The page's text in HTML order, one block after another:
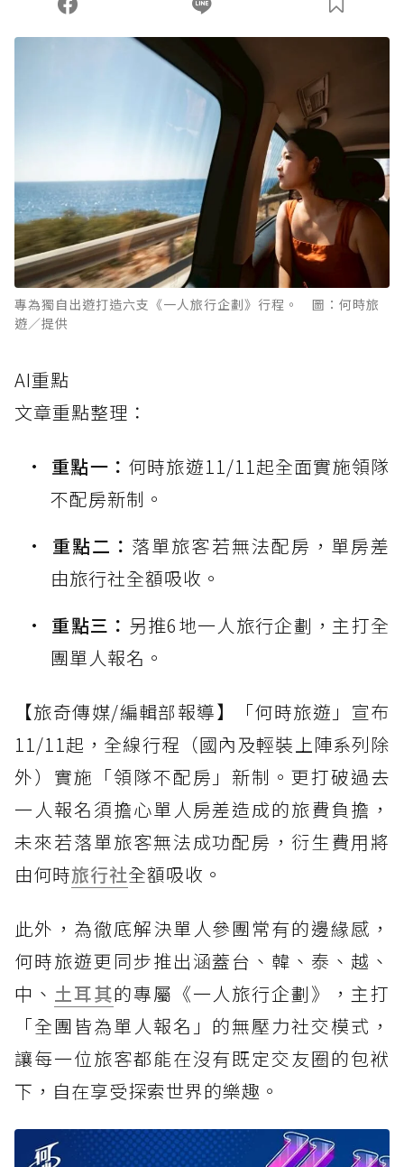
專為獨自出遊打造六支《一人旅行企劃》行程。 圖：何時旅
遊／提供
AI重點
文章重點整理：
重點一： 何時旅遊11/11起全面實施領隊
不配房新制。
重點二： 落單旅客若無法配房，單房差
由旅行社全額吸收。
重點三： 另推6地一人旅行企劃，主打全
團單人報名。
【旅奇傳媒/編輯部報導】「何時旅遊」宣布
11/11起，全線行程（國內及輕裝上陣系列除
外）實施「領隊不配房」新制。更打破過去
一人報名須擔心單人房差造成的旅費負擔，
未來若落單旅客無法成功配房，衍生費用將
由何時旅行社全額吸收。
此外，為徹底解決單人參團常有的邊緣感，
何時旅遊更同步推出涵蓋台、韓、泰、越、
中、 土耳其的專屬《一人旅行企劃》，主打
「全團皆為單人報名」的無壓力社交模式，
讓每一位旅客都能在沒有既定交友圈的包袱
下，自在享受探索世界的樂趣。